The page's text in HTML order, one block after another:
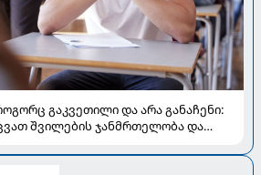
გაკვეთილი და არა განაჩენი:
შვილების ჯანმრთელობა და